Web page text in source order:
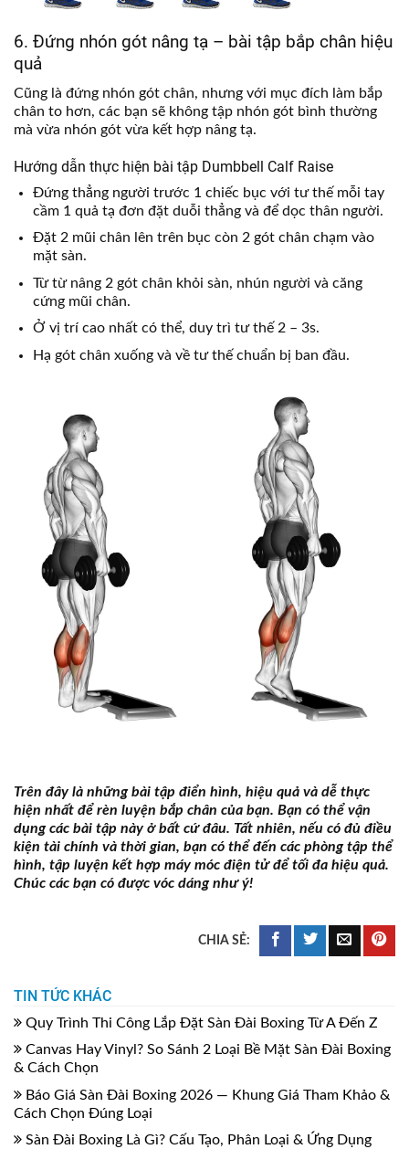
6. Đứng nhón gót nâng tạ – bài tập bắp chân hiệu
quả
Cũng là đứng nhón gót chân, nhưng với mục đích làm bắp
chân to hơn, các bạn sẽ không tập nhón gót bình thường
mà vừa nhón gót vừa kết hợp nâng tạ.
Hướng dẫn thực hiện bài tập Dumbbell Calf Raise
Đứng thẳng người trước 1 chiếc bục với tư thế mỗi tay
cầm 1 quả tạ đơn đặt duỗi thẳng và để dọc thân người.
Đặt 2 mũi chân lên trên bục còn 2 gót chân chạm vào
mặt sàn.
Từ từ nâng 2 gót chân khỏi sàn, nhún người và căng
cứng mũi chân.
Ở vị trí cao nhất có thể, duy trì tư thế 2 – 3s.
Hạ gót chân xuống và về tư thế chuẩn bị ban đầu.
Trên đây là những bài tập điển hình, hiệu quả và dễ thực
hiện nhất để rèn luyện bắp chân của bạn. Bạn có thể vận
dụng các bài tập này ở bất cứ đâu. Tất nhiên, nếu có đủ điều
kiện tài chính và thời gian, bạn có thể đến các phòng tập thể
hình, tập luyện kết hợp máy móc điện tử để tối đa hiệu quả.
Chúc các bạn có được vóc dáng như ý!
TIN TỨC KHÁC
Quy Trình Thi Công Lắp Đặt Sàn Đài Boxing Từ A Đến Z
Canvas Hay Vinyl? So Sánh 2 Loại Bề Mặt Sàn Đài Boxing
& Cách Chọn
Báo Giá Sàn Đài Boxing 2026 — Khung Giá Tham Khảo &
Cách Chọn Đúng Loại
Sàn Đài Boxing Là Gì? Cấu Tạo, Phân Loại & Ứng Dụng